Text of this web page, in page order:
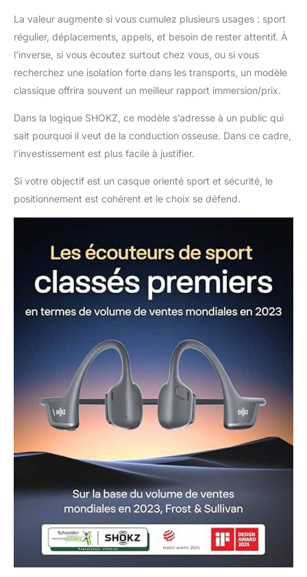
La valeur augmente si vous cumulez plusieurs usages : sport
régulier, déplacements, appels, et besoin de rester attentif. À
l’inverse, si vous écoutez surtout chez vous, ou si vous
recherchez une isolation forte dans les transports, un modèle
classique offrira souvent un meilleur rapport immersion/prix.
Dans la logique SHOKZ, ce modèle s’adresse à un public qui
sait pourquoi il veut de la conduction osseuse. Dans ce cadre,
l’investissement est plus facile à justifier.
Si votre objectif est un casque orienté sport et sécurité, le
positionnement est cohérent et le choix se défend.